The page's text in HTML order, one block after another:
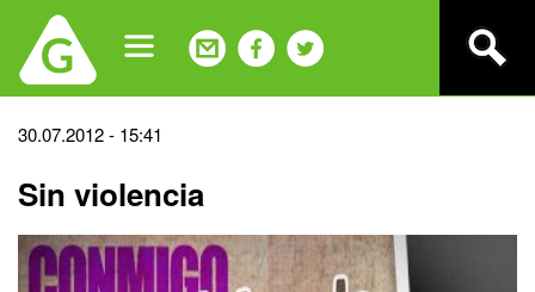
navigation
Back
top
30.07.2012 - 15:41
Sin violencia